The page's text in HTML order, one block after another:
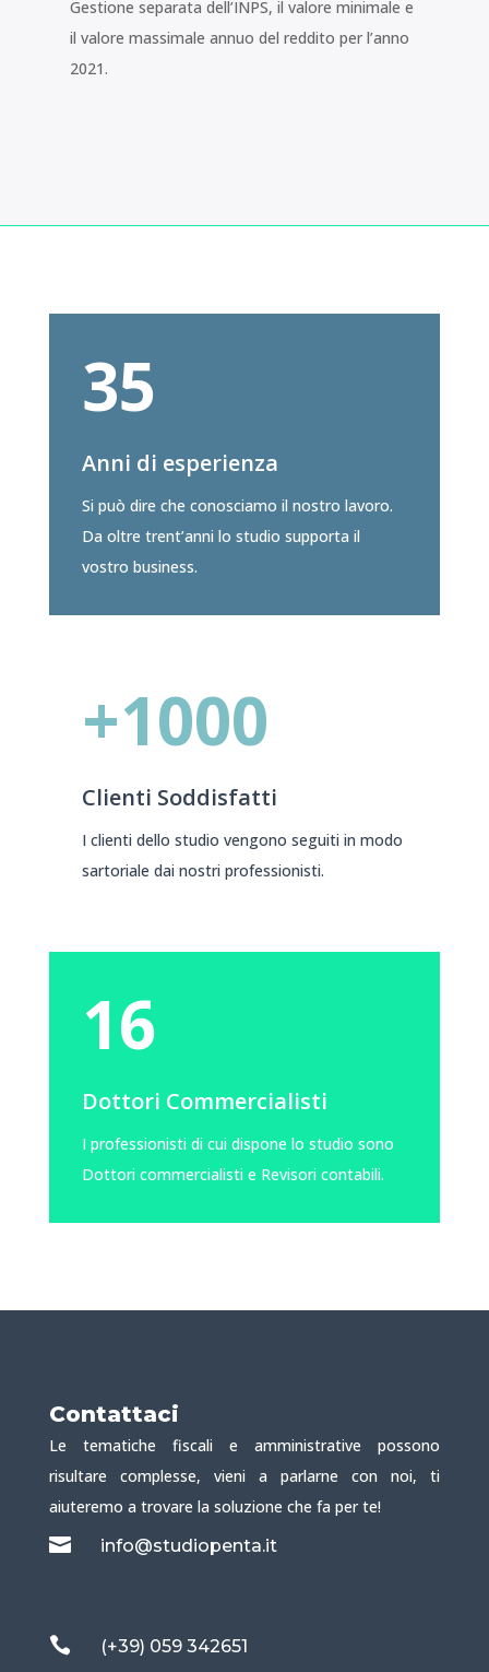
Gestione separata dell’INPS, il valore minimale e
il valore massimale annuo del reddito per l’anno
2021.
35
Anni di esperienza
Si può dire che conosciamo il nostro lavoro.
Da oltre trent’anni lo studio supporta il
vostro business.
+1000
Clienti Soddisfatti
I clienti dello studio vengono seguiti in modo
sartoriale dai nostri professionisti.
16
Dottori Commercialisti
I professionisti di cui dispone lo studio sono
Dottori commercialisti e Revisori contabili.
Contattaci
Le tematiche fiscali e amministrative possono
risultare complesse, vieni a parlarne con noi, ti
aiuteremo a trovare la soluzione che fa per te!
 info@studiopenta.it
 (+39) 059 342651